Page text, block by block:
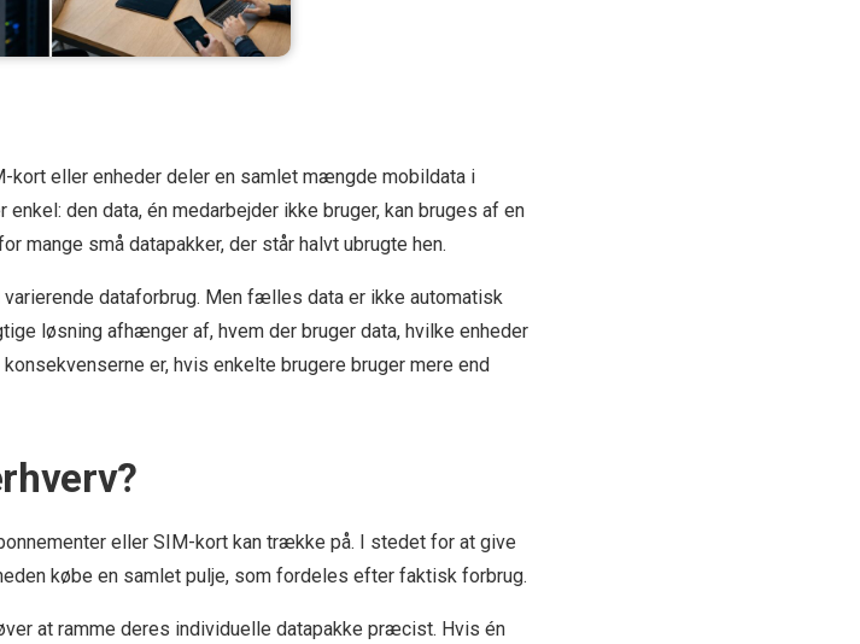
kort eller enheder deler en samlet mængde mobildata i
den data, én medarbejder ikke bruger, kan bruges af en
mange små datapakker, der står halvt ubrugte hen.
dataforbrug. Men fælles data er ikke automatisk
løsning afhænger af, hvem der bruger data, hvilke enheder
er, hvis enkelte brugere bruger mere end
eller SIM-kort kan trække på. I stedet for at give
købe en samlet pulje, som fordeles efter faktisk forbrug.
at ramme deres individuelle datapakke præcist. Hvis én